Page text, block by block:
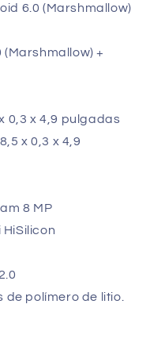
6.0 (Marshmallow)
+
0,3 x 4,9 pulgadas
x 0,3 x 4,9
8 MP
polímero de litio.